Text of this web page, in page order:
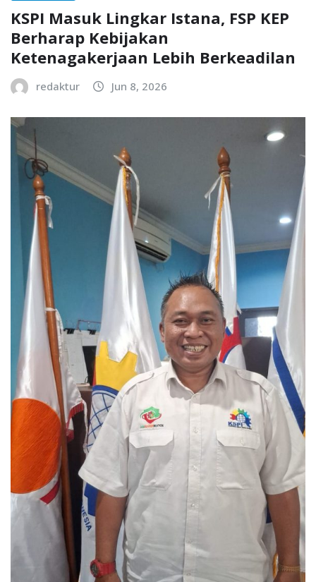
KSPI Masuk Lingkar Istana, FSP KEP
Berharap Kebijakan
Ketenagakerjaan Lebih Berkeadilan
redaktur Jun 8, 2026